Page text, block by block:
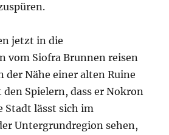
jetzt in die
vom Siofra Brunnen reisen
der Nähe einer alten Ruine
Spielern, dass er Nokron
Stadt lässt sich im
Untergrundregion sehen,